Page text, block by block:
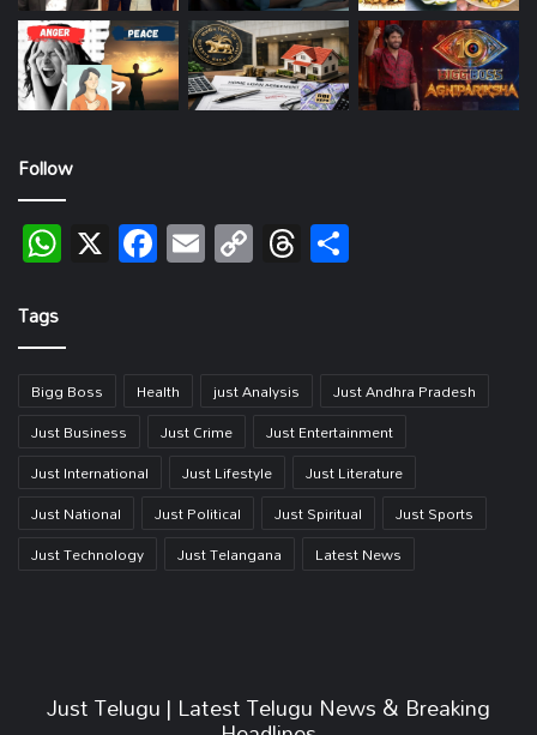
Follow
WhatsApp
X Facebook
EmailCopy
Link
Threads
Tags
Bigg Boss Health just Analysis
Just Andhra Pradesh
Just Business
Just Crime
Just Entertainment
Just International
Just Lifestyle
Just Literature
Just National
Just Political Just Spiritual
Just Sports
Just Technology
Just Telangana Latest News
Just Telugu | Latest Telugu News & Breaking